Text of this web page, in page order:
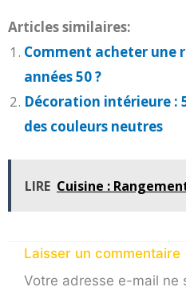
Articles similaires:
Comment acheter une
années 50 ?
Décoration intérieure :
des couleurs neutres
LIRE Cuisine :
Laisser un commentaire
Votre adresse e-mail ne